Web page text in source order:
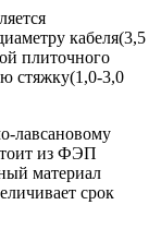
кабеля(3,5
плиточного
стяжку(1,0-3,0
лавсановому
из ФЭП
материал
срок